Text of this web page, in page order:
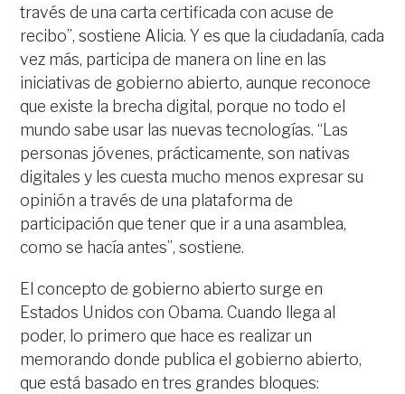
través de una carta certificada con acuse de
recibo”, sostiene Alicia. Y es que la ciudadanía, cada
vez más, participa de manera on line en las
iniciativas de gobierno abierto, aunque reconoce
que existe la brecha digital, porque no todo el
mundo sabe usar las nuevas tecnologías. “Las
personas jóvenes, prácticamente, son nativas
digitales y les cuesta mucho menos expresar su
opinión a través de una plataforma de
participación que tener que ir a una asamblea,
como se hacía antes”, sostiene.
El concepto de gobierno abierto surge en
Estados Unidos con Obama. Cuando llega al
poder, lo primero que hace es realizar un
memorando donde publica el gobierno abierto,
que está basado en tres grandes bloques: